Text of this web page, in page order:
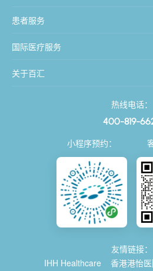
患者服务
国际医疗服务
关于百汇
热线电话：
400-819-
小程序预约：
友情链接：
IHH Healthcare
香港港怡